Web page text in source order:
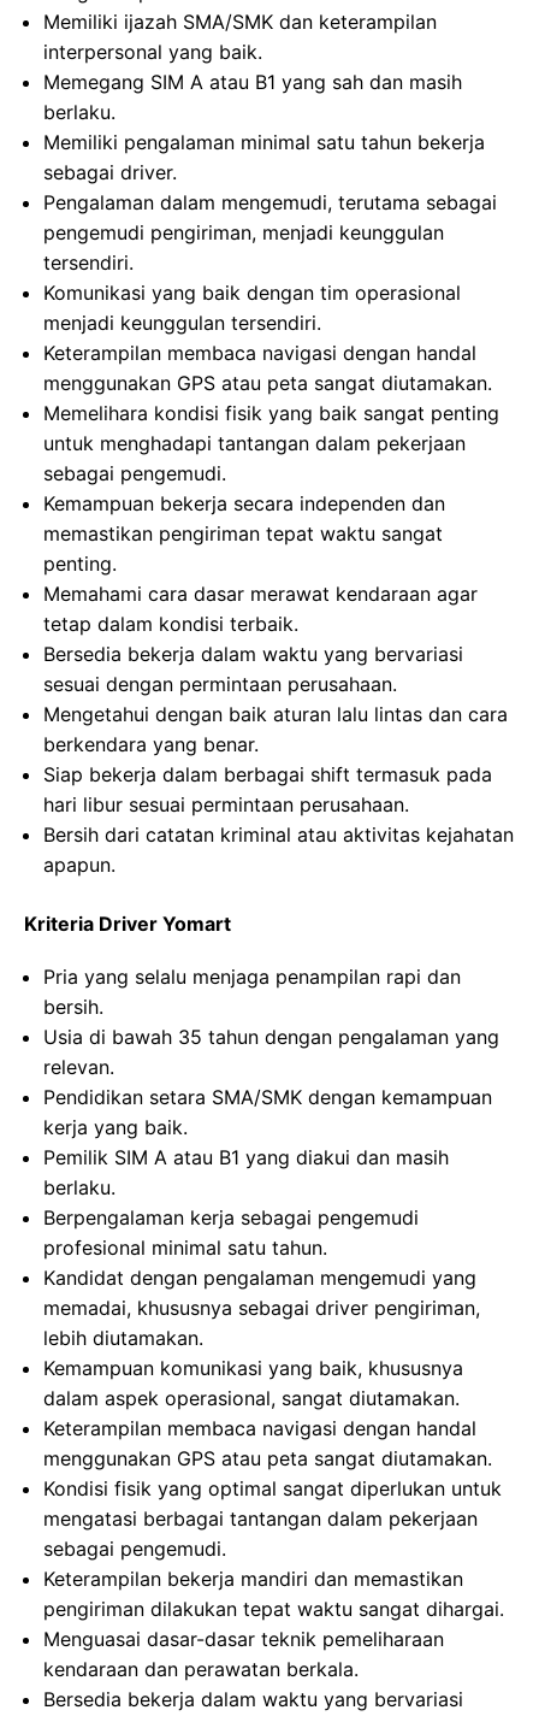
Memiliki ijazah SMA/SMK dan keterampilan
interpersonal yang baik.
Memegang SIM A atau B1 yang sah dan masih
berlaku.
Memiliki pengalaman minimal satu tahun bekerja
sebagai driver.
Pengalaman dalam mengemudi, terutama sebagai
pengemudi pengiriman, menjadi keunggulan
tersendiri.
Komunikasi yang baik dengan tim operasional
menjadi keunggulan tersendiri.
Keterampilan membaca navigasi dengan handal
menggunakan GPS atau peta sangat diutamakan.
Memelihara kondisi fisik yang baik sangat penting
untuk menghadapi tantangan dalam pekerjaan
sebagai pengemudi.
Kemampuan bekerja secara independen dan
memastikan pengiriman tepat waktu sangat
penting.
Memahami cara dasar merawat kendaraan agar
tetap dalam kondisi terbaik.
Bersedia bekerja dalam waktu yang bervariasi
sesuai dengan permintaan perusahaan.
Mengetahui dengan baik aturan lalu lintas dan cara
berkendara yang benar.
Siap bekerja dalam berbagai shift termasuk pada
hari libur sesuai permintaan perusahaan.
Bersih dari catatan kriminal atau aktivitas kejahatan
apapun.
Kriteria Driver Yomart
Pria yang selalu menjaga penampilan rapi dan
bersih.
Usia di bawah 35 tahun dengan pengalaman yang
relevan.
Pendidikan setara SMA/SMK dengan kemampuan
kerja yang baik.
Pemilik SIM A atau B1 yang diakui dan masih
berlaku.
Berpengalaman kerja sebagai pengemudi
profesional minimal satu tahun.
Kandidat dengan pengalaman mengemudi yang
memadai, khususnya sebagai driver pengiriman,
lebih diutamakan.
Kemampuan komunikasi yang baik, khususnya
dalam aspek operasional, sangat diutamakan.
Keterampilan membaca navigasi dengan handal
menggunakan GPS atau peta sangat diutamakan.
Kondisi fisik yang optimal sangat diperlukan untuk
mengatasi berbagai tantangan dalam pekerjaan
sebagai pengemudi.
Keterampilan bekerja mandiri dan memastikan
pengiriman dilakukan tepat waktu sangat dihargai.
Menguasai dasar-dasar teknik pemeliharaan
kendaraan dan perawatan berkala.
Bersedia bekerja dalam waktu yang bervariasi